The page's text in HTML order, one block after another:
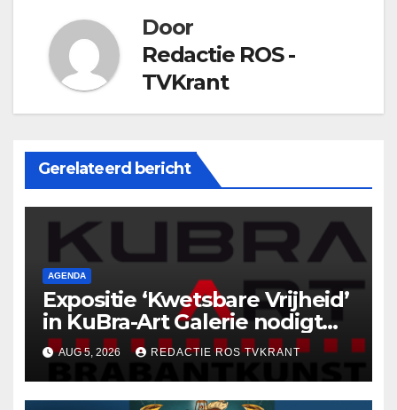
Door
Redactie ROS -
TVKrant
Gerelateerd bericht
AGENDA
Expositie ‘Kwetsbare Vrijheid’
in KuBra-Art Galerie nodigt
uit tot ontmoeting en
reflectie
AUG 5, 2026 REDACTIE ROS TVKRANT